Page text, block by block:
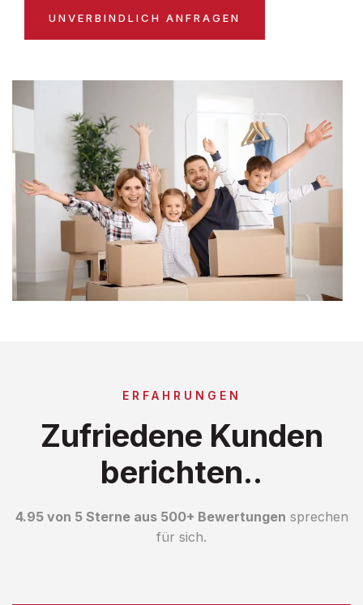
UNVERBINDLICH ANFRAGEN
ERFAHRUNGEN
Zufriedene Kunden
berichten..
4.95 von 5 Sterne aus 500+ Bewertungen sprechen
für sich.